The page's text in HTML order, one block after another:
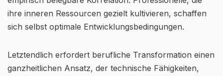
ihre inneren Ressourcen gezielt kultivieren, schaffen
sich selbst optimale Entwicklungsbedingungen.
Letztendlich erfordert berufliche Transformation einen
ganzheitlichen Ansatz, der technische Fähigkeiten,